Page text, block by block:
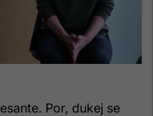
Por, dukej se